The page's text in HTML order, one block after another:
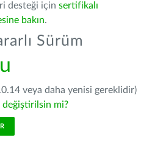
desteği için sertifikalı
bakın.
Sürüm
veya daha yenisi gereklidir)
değiştirilsin mi?